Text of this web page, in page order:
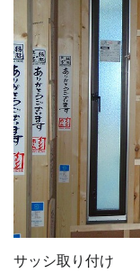
サッシ取り付け